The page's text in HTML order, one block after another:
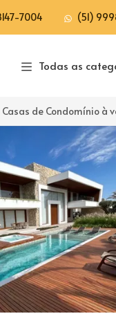
7004 (51)
Todas as
Casas de Condomínio à